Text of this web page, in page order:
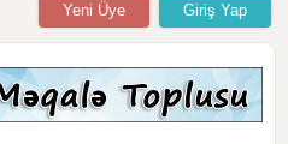
Giriş Yap
Yeni Üye